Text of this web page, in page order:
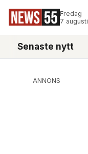
Fredag
7 augusti
Senaste nytt
ANNONS